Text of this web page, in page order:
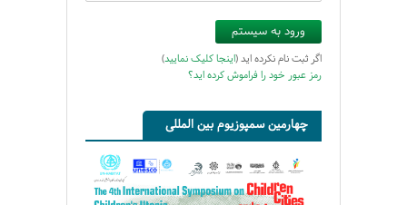
اگر ثبت نام نکرده اید (اینجا کلیک نمایید)
رمز عبور خود را فراموش کرده اید؟
چهارمین سمپوزیوم بین المللی